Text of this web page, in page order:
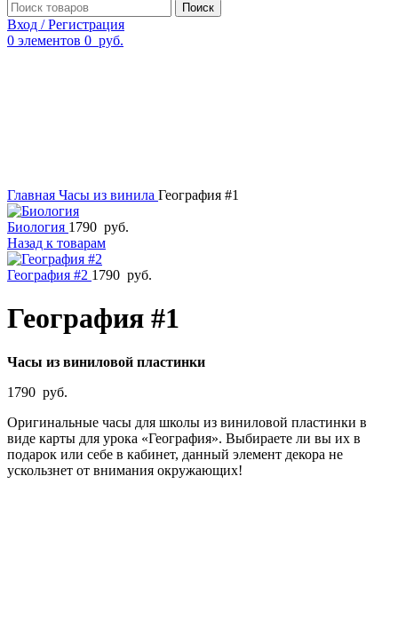
Поиск
Вход / Регистрация
0 элементов 0 руб.
Главная Часы из винила География #1
Биология 1790 руб.
Назад к товарам
География #2 1790 руб.
География #1
Часы из виниловой пластинки
1790 руб.
Оригинальные часы для школы из виниловой пластинки в
виде карты для урока «География». Выбираете ли вы их в
подарок или себе в кабинет, данный элемент декора не
ускользнет от внимания окружающих!